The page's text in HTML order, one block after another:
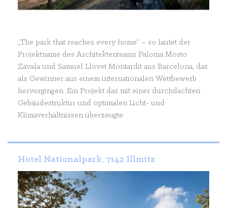
„The park that reaches every home” – so lautet der
Projektname des Architektenteams Paloma Mosto
Zavala und Samuel Llovet Montardit aus Barcelona, das
als Gewinner aus einem internationalen Wettbewerb
hervorgingen. Ein Projekt das mit einer durchdachten
Gebäudestruktur und optimalen Licht- und
Klimaverhältnissen überzeugte.
Hotel Nationalpark, 7142 Illmitz